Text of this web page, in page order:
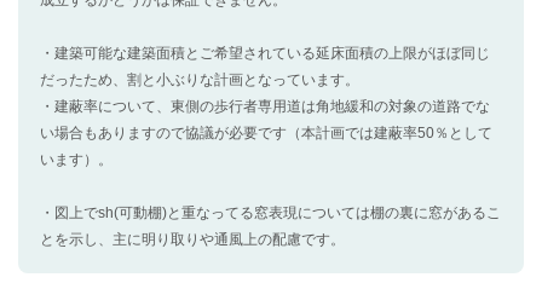
・建築可能な建築面積とご希望されている延床面積の上限がほぼ同じ
だったため、割と小ぶりな計画となっています。
・建蔽率について、東側の歩行者専用道は角地緩和の対象の道路でな
い場合もありますので協議が必要です（本計画では建蔽率50％として
います）。
・図上でsh(可動棚)と重なってる窓表現については棚の裏に窓があるこ
とを示し、主に明り取りや通風上の配慮です。